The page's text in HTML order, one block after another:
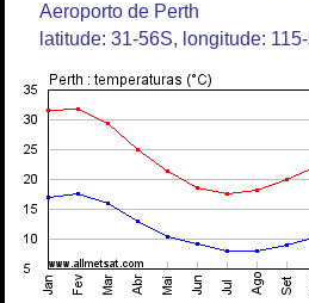
Aeroporto de Perth
latitude: 31-56S, longitude: